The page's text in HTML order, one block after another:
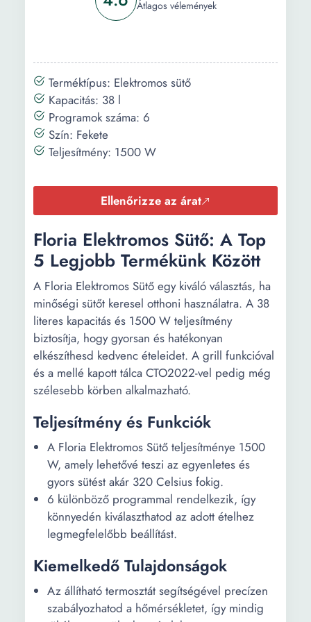
Átlagos vélemények
Terméktípus: Elektromos sütő
Kapacitás: 38 l
Programok száma: 6
Szín: Fekete
Teljesítmény: 1500 W
Ellenőrizze az árat
Floria Elektromos Sütő: A Top
5 Legjobb Termékünk Között
A Floria Elektromos Sütő egy kiváló választás, ha
minőségi sütőt keresel otthoni használatra. A 38
literes kapacitás és 1500 W teljesítmény
biztosítja, hogy gyorsan és hatékonyan
elkészíthesd kedvenc ételeidet. A grill funkcióval
és a mellé kapott tálca CTO2022-vel pedig még
szélesebb körben alkalmazható.
Teljesítmény és Funkciók
A Floria Elektromos Sütő teljesítménye 1500
W, amely lehetővé teszi az egyenletes és
gyors sütést akár 320 Celsius fokig.
6 különböző programmal rendelkezik, így
könnyedén kiválaszthatod az adott ételhez
legmegfelelőbb beállítást.
Kiemelkedő Tulajdonságok
Az állítható termosztát segítségével precízen
szabályozhatod a hőmérsékletet, így mindig